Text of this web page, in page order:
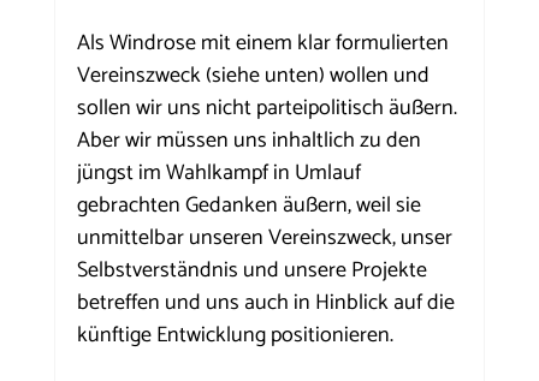
Als Windrose mit einem klar formulierten
Vereinszweck (siehe unten) wollen und
sollen wir uns nicht parteipolitisch äußern.
Aber wir müssen uns inhaltlich zu den
jüngst im Wahlkampf in Umlauf
gebrachten Gedanken äußern, weil sie
unmittelbar unseren Vereinszweck, unser
Selbstverständnis und unsere Projekte
betreffen und uns auch in Hinblick auf die
künftige Entwicklung positionieren.